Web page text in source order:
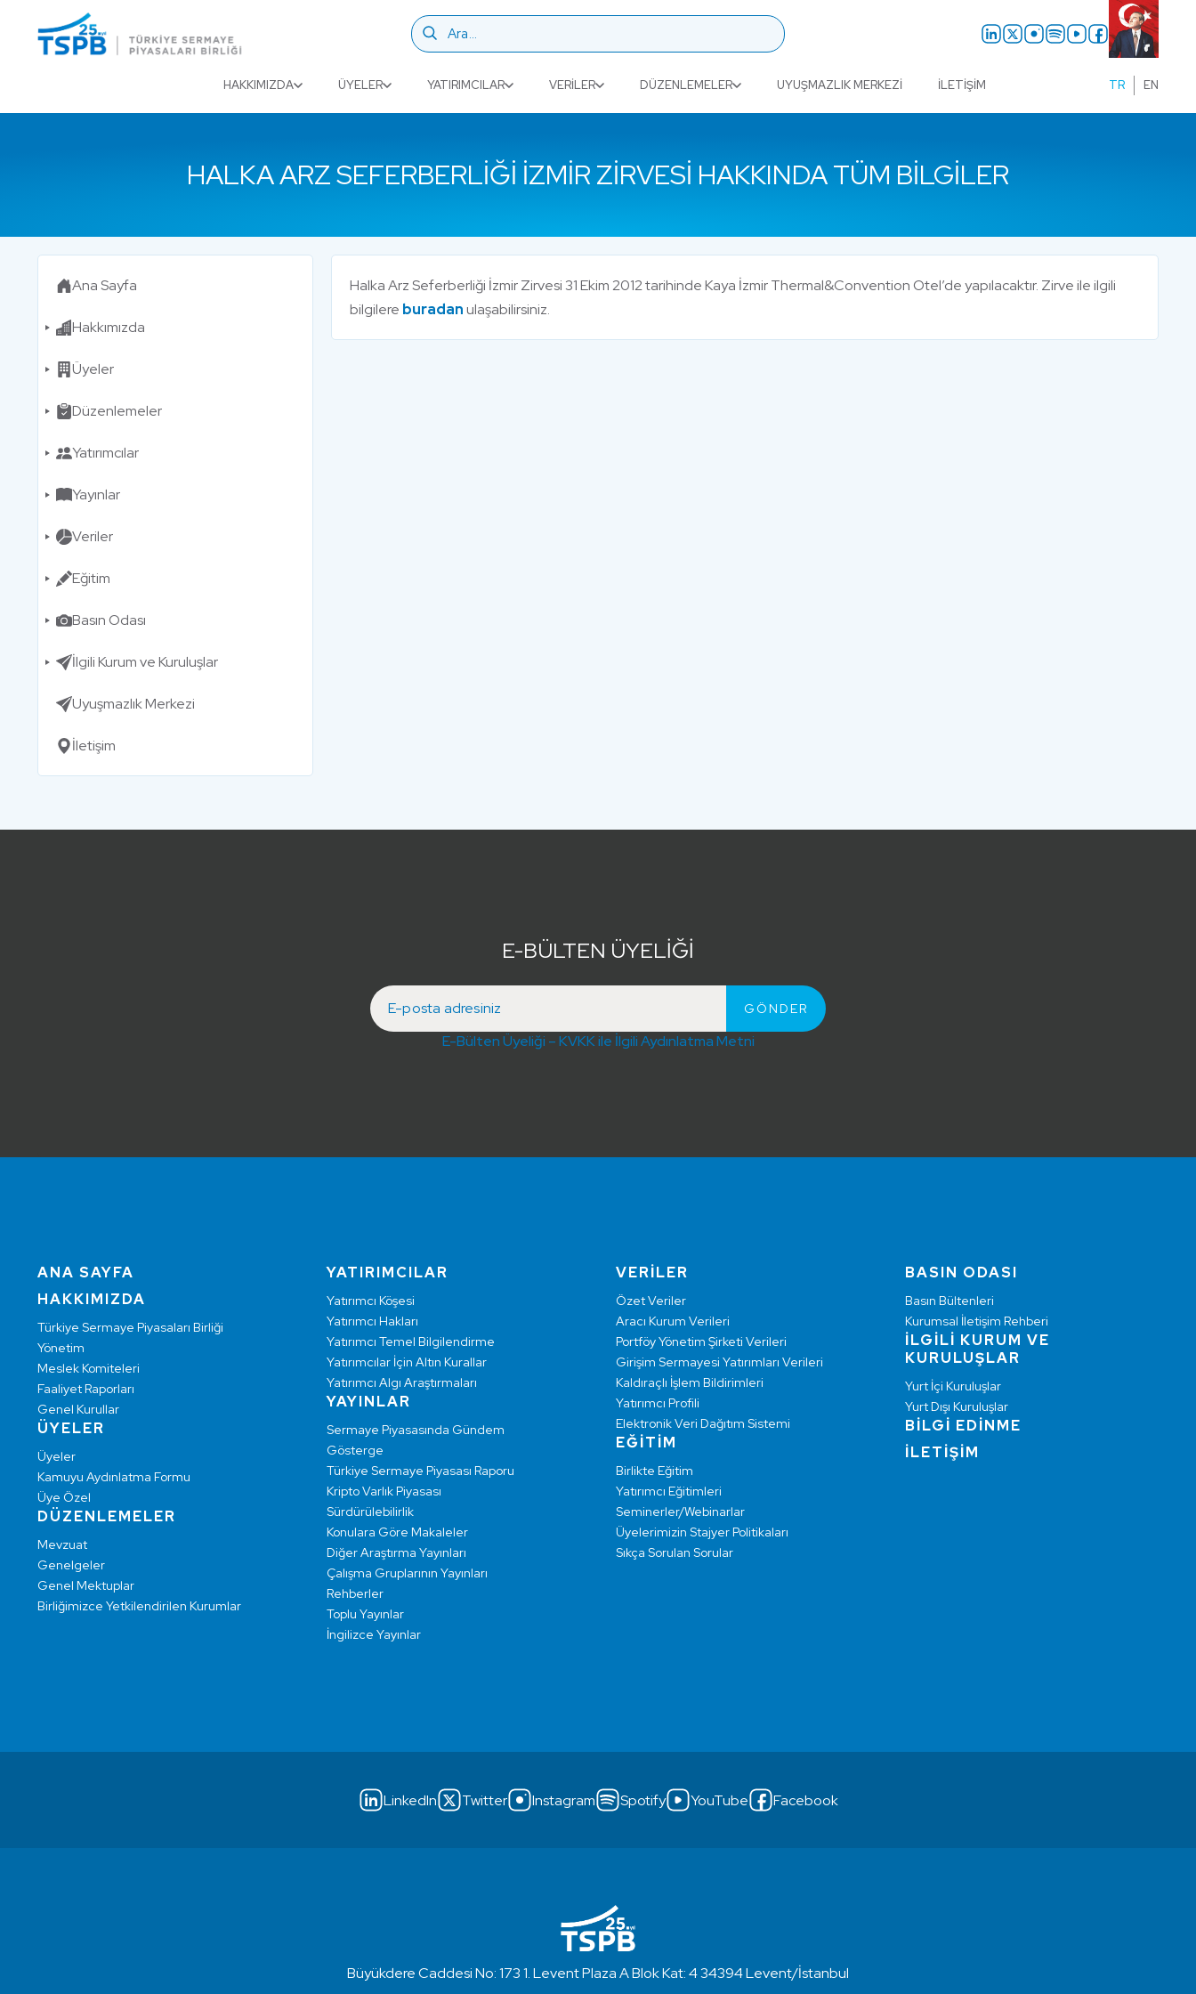
HAKKIMIZDA ÜYELER YATIRIMCILAR VERILER DÜZENLEMELER UYUŞMAZLIK MERKEZI İLETIŞIM TR EN
HALKA ARZ SEFERBERLIĞI İZMIR ZIRVESI HAKKINDA TÜM BILGILER
Ana Sayfa
Hakkımızda
Üyeler
Düzenlemeler
Yatırımcılar
Yayınlar
Veriler
Eğitim
Basın Odası
İlgili Kurum ve Kuruluşlar
Uyuşmazlık Merkezi
İletişim
Halka Arz Seferberliği İzmir Zirvesi 31 Ekim 2012 tarihinde Kaya İzmir Thermal&Convention Otel’de yapılacaktır. Zirve ile ilgili
bilgilere buradanulaşabilirsiniz.
E-BÜLTEN ÜYELİĞİ
E-Bülten Üyeliği – KVKK ile İlgili Aydınlatma Metni
ANA SAYFA
HAKKIMIZDA
Türkiye Sermaye Piyasaları Birliği
Yönetim
Meslek Komiteleri
Faaliyet Raporları
Genel Kurullar
ÜYELER
Üyeler
Kamuyu Aydınlatma Formu
Üye Özel
DÜZENLEMELER
Mevzuat
Genelgeler
Genel Mektuplar
Birliğimizce Yetkilendirilen Kurumlar
YATIRIMCILAR
Yatırımcı Köşesi
Yatırımcı Hakları
Yatırımcı Temel Bilgilendirme
Yatırımcılar İçin Altın Kurallar
Yatırımcı Algı Araştırmaları
YAYINLAR
Sermaye Piyasasında Gündem
Gösterge
Türkiye Sermaye Piyasası Raporu
Kripto Varlık Piyasası
Sürdürülebilirlik
Konulara Göre Makaleler
Diğer Araştırma Yayınları
Çalışma Gruplarının Yayınları
Rehberler
Toplu Yayınlar
İngilizce Yayınlar
VERİLER
Özet Veriler
Aracı Kurum Verileri
Portföy Yönetim Şirketi Verileri
Girişim Sermayesi Yatırımları Verileri
Kaldıraçlı İşlem Bildirimleri
Yatırımcı Profili
Elektronik Veri Dağıtım Sistemi
EĞİTİM
Birlikte Eğitim
Yatırımcı Eğitimleri
Seminerler/Webinarlar
Üyelerimizin Stajyer Politikaları
Sıkça Sorulan Sorular
BASIN ODASI
Basın Bültenleri
Kurumsal İletişim Rehberi
İLGİLİ KURUM VE
KURULUŞLAR
Yurt İçi Kuruluşlar
Yurt Dışı Kuruluşlar
BİLGİ EDİNME
İLETİŞİM
LinkedIn Twitter Instagram Spotify YouTube Facebook
Büyükdere Caddesi No: 173 1. Levent Plaza A Blok Kat: 4 34394 Levent/İstanbul